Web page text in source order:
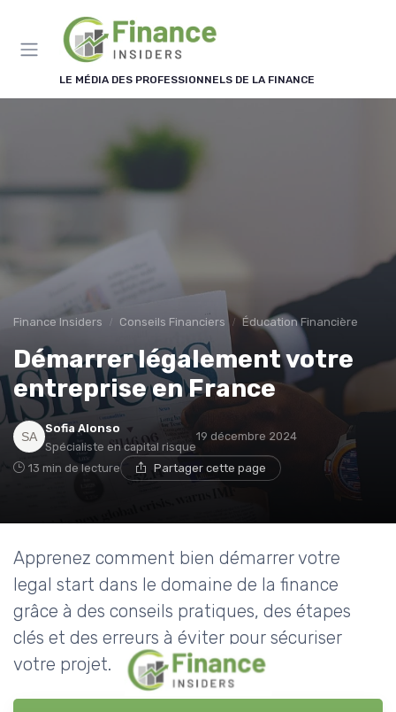
LE MÉDIA DES PROFESSIONNELS DE LA FINANCE
Finance Insiders Conseils Financiers Éducation Financière
Démarrer légalement votre
entreprise en France
Sofia Alonso
Spécialiste en capital risque
19 décembre 2024
13 min de lecture Partager cette page
Apprenez comment bien démarrer votre
legal start dans le domaine de la finance
grâce à des conseils pratiques, des étapes
clés et des erreurs à éviter pour sécuriser
votre projet.